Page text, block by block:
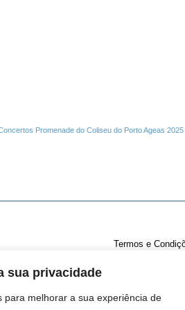
sua privacidade
para melhorar a sua experiência de
Promenade do Coliseu do Porto Ageas 2025
rede fixa nacional)
Termos e